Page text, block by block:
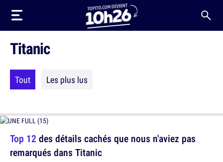
Titanic
Tout Les plus lus
Top 12 des détails cachés que nous n'aviez pas
remarqués dans Titanic